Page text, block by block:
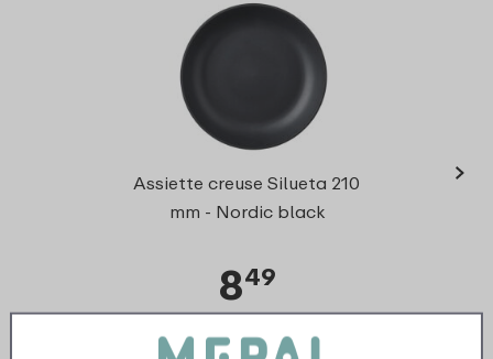
Assiette creuse Silueta 210
mm - Nordic black
849
Regarder Commander
›